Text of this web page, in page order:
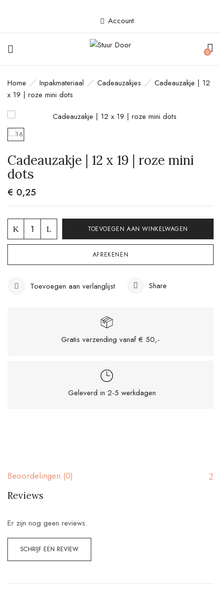
Account
0
Home Inpakmateriaal Cadeauzakjes
Cadeauzakje | 12
x 19 | roze mini dots
Cadeauzakje | 12 x 19 | roze mini
dots
€ 0,25
TOEVOEGEN AAN WINKELWAGEN
AFREKENEN
Toevoegen aan verlanglijst Share
Gratis verzending vanaf € 50,-
Geleverd in 2-5 werkdagen
Beoordelingen (0)
Reviews
Er zijn nog geen reviews.
SCHRIJF EEN REVIEW
BE THE FIRST TO REVIEW
Vereiste velden zijn gemarkeerd met*
Mijn naam, e-mail en site opslaan in deze
browser voor de volgende keer wanneer ik